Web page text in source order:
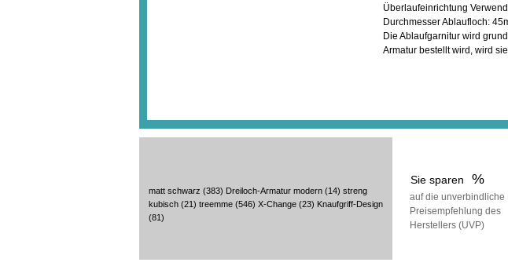
Überlaufeinrichtung
Durchmesser Ablaufloch:
Die Ablaufgarnitur wird
Armatur bestellt wird, wird
Sie sparen %
auf die unverbindliche
Preisempfehlung des
Herstellers (UVP)
matt schwarz (383) Dreiloch-Armatur modern (14) streng
kubisch (21) treemme (546) X-Change (23) Knaufgriff-Design
(81)